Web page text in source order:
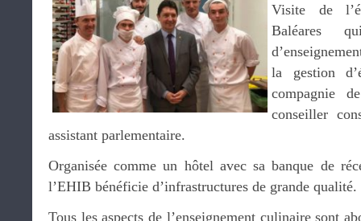
Visite de
Baléares
la gestion
compagnie
conseiller
assistant parlementaire.
Organisée comme un hôtel avec sa banque de
l’EHIB bénéficie d’infrastructures de grande qualité.
Tous les aspects de l’enseignement culinaire sont